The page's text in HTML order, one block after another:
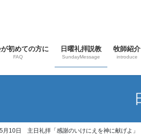
初めての方に
FAQ
日曜礼拝説教
SundayMessage
牧師紹介
introduce
月10日 主日礼拝「感謝のいけにえを神に献げよ」